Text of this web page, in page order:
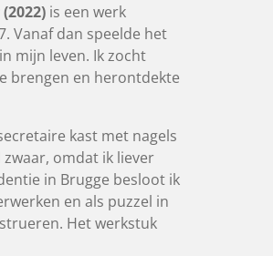
is een werk
Vanaf dan speelde het
mijn leven. Ik zocht
brengen en herontdekte
kast met nagels
omdat ik liever
in Brugge besloot ik
en als puzzel in
Het werkstuk